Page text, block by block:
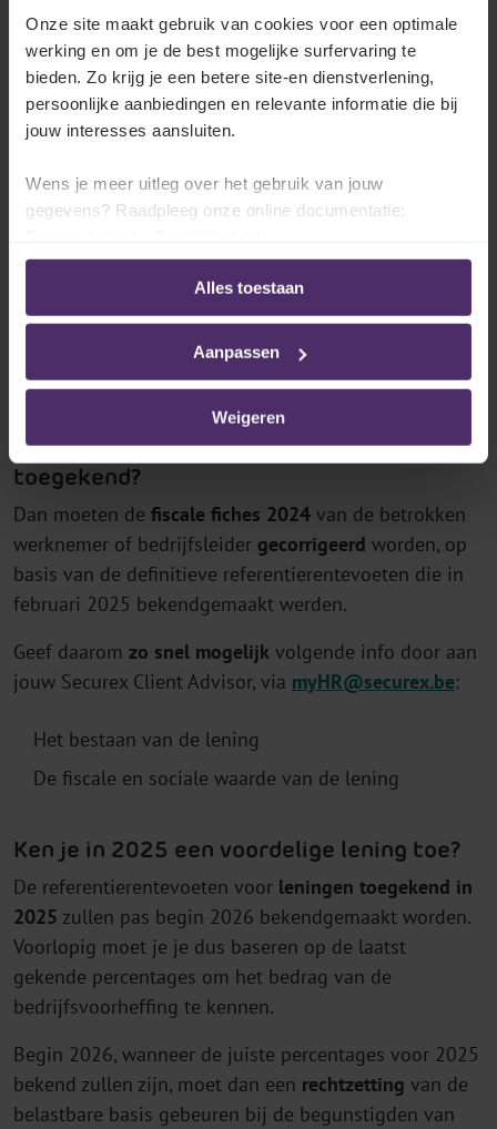
Onze site maakt gebruik van cookies voor een optimale
werking en om je de best mogelijke surfervaring te
bieden. Zo krijg je een betere site-en dienstverlening,
persoonlijke aanbiedingen en relevante informatie die bij
jouw interesses aansluiten.
Wens je meer uitleg over het gebruik van jouw
gegevens? Raadpleeg onze online documentatie:
Alles toestaan
Aanpassen
Weigeren
worden aan arbeiders. Dit voorschot moet bij
benadering overeenstemmen met het verschuldigde
nettoloon.
De tweede betaling is dan een definitieve betaling
Ditvoorschot voor arbeidersdatdoor de wet verplicht
voordeel van alle aard gerekend worden.
Lees meer hierover in ons thema over verlonen
Wat doet Securex voor jou?
Heb je in 2024 een voordelige lening
toegekend?
Dan moeten de fiscale fiches 2024 van de betrokken
werknemer of bedrijfsleider gecorrigeerd worden, op
basis van de definitieve referentierentevoeten die in
februari 2025 bekendgemaakt werden.
Geef daarom zo snel mogelijk volgende info door aan
jouw Securex Client Advisor, via myHR@securex.be:
Het bestaan van de lening
De fiscale en sociale waarde van de lening
Ken je in 2025 een voordelige lening toe?
De referentierentevoeten voor leningen toegekend in
2025 zullen pas begin 2026 bekendgemaakt worden.
Voorlopig moet je je dus baseren op de laatst
gekende percentages om het bedrag van de
bedrijfsvoorheffing te kennen.
Begin 2026, wanneer de juiste percentages voor 2025
bekend zullen zijn, moet dan een rechtzetting van de
belastbare basis gebeuren bij de begunstigden van